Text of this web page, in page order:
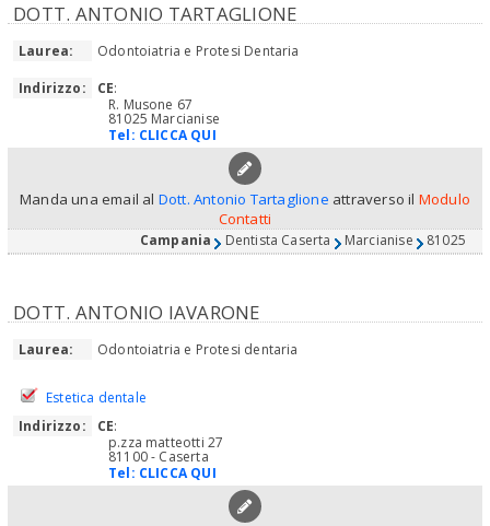
DOTT. ANTONIO TARTAGLIONE
Laurea:
Odontoiatria e Protesi Dentaria
Indirizzo:
CE:
R. Musone 67
81025 Marcianise
Tel: CLICCA QUI
Manda una email al Dott. Antonio Tartaglione attraverso il Modulo
Contatti
Campania Dentista Caserta Marcianise 81025
DOTT. ANTONIO IAVARONE
Laurea: Odontoiatria e Protesi dentaria
Estetica dentale
Indirizzo:
CE:
p.zza matteotti 27
81100 - Caserta
Tel: CLICCA QUI